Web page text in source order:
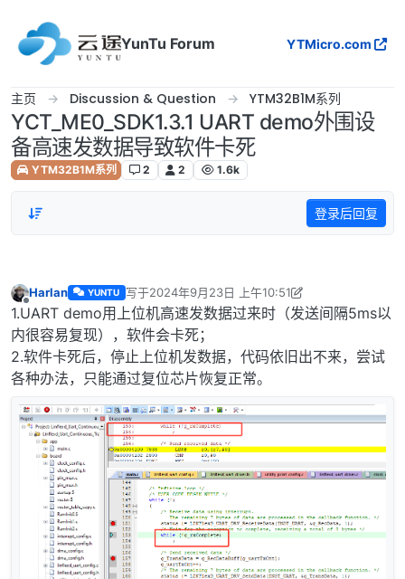
YunTu Forum
YTMicro.com
主页 Discussion & Question YTM32B1M系列
YCT_ME0_SDK1.3.1 UART demo外围设
备高速发数据导致软件卡死
YTM32B1M系列 2 2 1.6k
登录后回复
离线
Harlan YUNTU 写于2024年9月23日 上午10:51
最后由 Harlan 编辑2024年9月23日 下午7:03
1.UART demo用上位机高速发数据过来时（发送间隔5ms以
内很容易复现），软件会卡死；
2.软件卡死后，停止上位机发数据，代码依旧出不来，尝试
各种办法，只能通过复位芯片恢复正常。